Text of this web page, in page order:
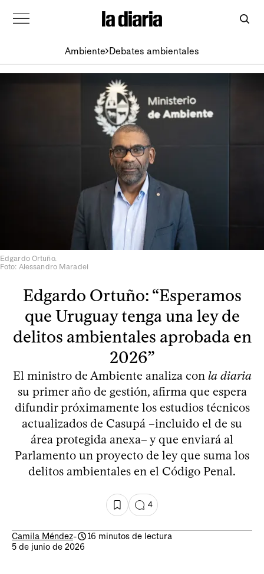
Ambiente Debates ambientales
Edgardo Ortuño.
Foto: Alessandro Maradei
Edgardo Ortuño: “Esperamos
que Uruguay tenga una ley de
delitos ambientales aprobada en
2026”
El ministro de Ambiente analiza con la diaria
su primer año de gestión, afirma que espera
difundir próximamente los estudios técnicos
actualizados de Casupá –incluido el de su
área protegida anexa– y que enviará al
Parlamento un proyecto de ley que suma los
delitos ambientales en el Código Penal.
4
Camila Méndez-
16 minutos de lectura
5 de junio de 2026